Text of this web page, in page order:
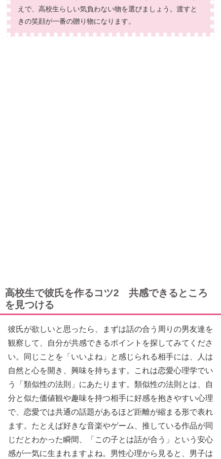
えで、高校生らしい気負わない物を選びましょう。渡すと
きの笑顔が一番の贈り物になります。
高校生で彼氏を作るコツ2 共感できるところ
を見つける
彼氏が欲しいと思ったら、まずは話の合う周りの男友達を
観察して、自分が共感できるポイントを探してみてくださ
い。同じことを「いいよね」と感じられる相手には、人は
自然と心を開き、興味を持ちます。これは恋愛心理学でい
う「類似性の法則」にあたります。類似性の法則とは、自
分と似た価値観や趣味を持つ相手に好感を抱きやすい心理
で、恋愛では共通の話題があるほど距離が縮まる形で表れ
ます。たとえば好きな音楽やゲーム、推している作品が同
じだとわかった瞬間、「この子とは話が合う」という安心
感が一気に生まれますよね。男性心理から見ると、男子は